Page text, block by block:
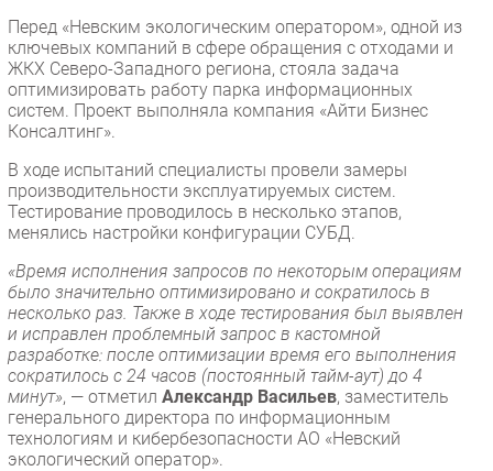
Перед «Невским экологическим оператором», одной из
ключевых компаний в сфере обращения с отходами и
ЖКХ Северо-Западного региона, стояла задача
оптимизировать работу парка информационных
систем. Проект выполняла компания «Айти Бизнес
Консалтинг».
В ходе испытаний специалисты провели замеры
производительности эксплуатируемых систем.
Тестирование проводилось в несколько этапов,
менялись настройки конфигурации СУБД.
«Время исполнения запросов по некоторым операциям
было значительно оптимизировано и сократилось в
несколько раз. Также в ходе тестирования был выявлен
и исправлен проблемный запрос в кастомной
разработке: после оптимизации время его выполнения
сократилось с 24 часов (постоянный тайм-аут) до 4
минут», — отметил Александр Васильев, заместитель
генерального директора по информационным
технологиям и кибербезопасности АО «Невский
экологический оператор».